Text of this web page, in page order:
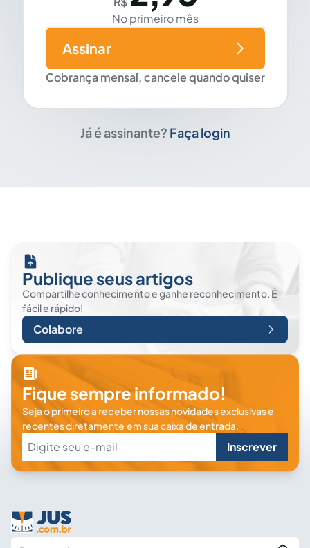
No primeiro mês
Cobrança mensal, cancele quando quiser
Assinar
Já é assinante? Faça login
Publique seus artigos
Compartilhe conhecimento e ganhe reconhecimento. É
fácil e rápido!
Colabore
Fique sempre informado!
Seja o primeiro a receber nossas novidades exclusivas e
recentes diretamente em sua caixa de entrada.
Inscrever